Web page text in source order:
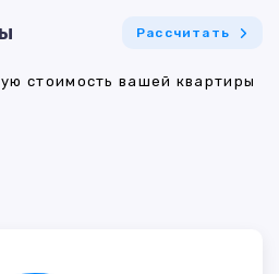
Рассчитать
стоимость вашей квартиры